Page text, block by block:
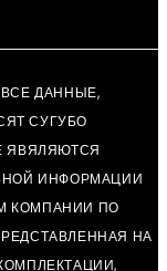
ДАННЫЕ,
СУГУБО
ЯВЯЛЯЮТСЯ
ИНФОРМАЦИИ
КОМПАНИИ ПО
НА